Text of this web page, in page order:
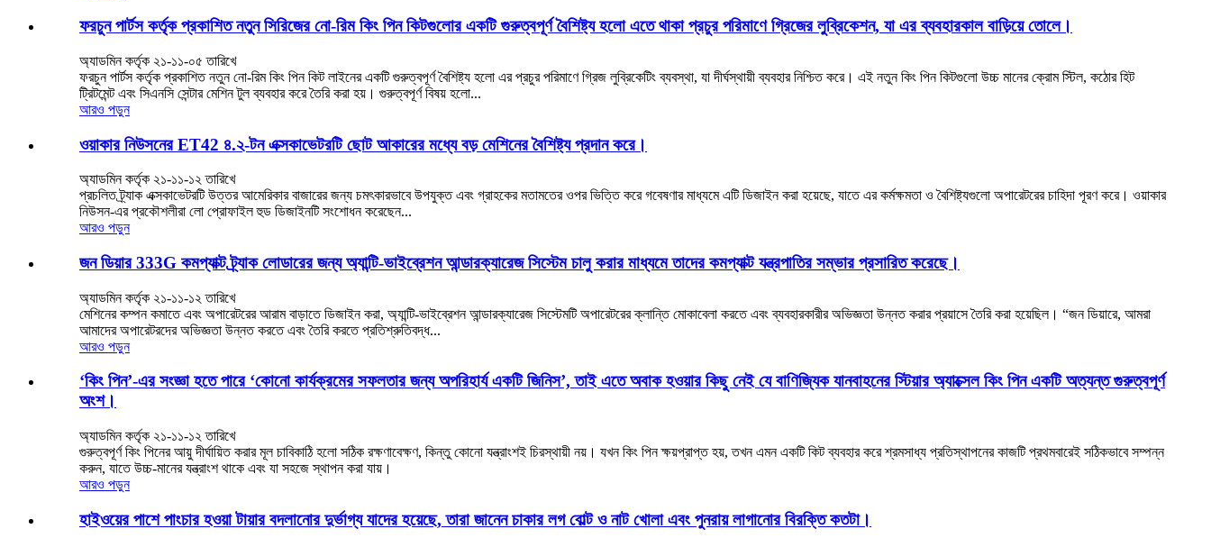
ফরচুন পার্টস কর্তৃক প্রকাশিত নতুন সিরিজের নো-রিম কিং পিন কিটগুলোর একটি গুরুত্বপূর্ণ বৈশিষ্ট্য হলো এতে থাকা প্রচুর পরিমাণে গ্রিজের লুব্রিকেশন, যা এর ব্যবহারকাল বাড়িয়ে তোলে।
অ্যাডমিন কর্তৃক ২১-১১-০৫ তারিখে
ফরচুন পার্টস কর্তৃক প্রকাশিত নতুন নো-রিম কিং পিন কিট লাইনের একটি গুরুত্বপূর্ণ বৈশিষ্ট্য হলো এর প্রচুর পরিমাণে গ্রিজ লুব্রিকেটিং ব্যবস্থা, যা দীর্ঘস্থায়ী ব্যবহার নিশ্চিত করে। এই নতুন কিং পিন কিটগুলো উচ্চ মানের ক্রোম স্টিল, কঠোর হিট
ট্রিটমেন্ট এবং সিএনসি সেন্টার মেশিন টুল ব্যবহার করে তৈরি করা হয়। গুরুত্বপূর্ণ বিষয় হলো...
আরও পড়ুন
ওয়াকার নিউসনের ET42 ৪.২-টন এক্সকাভেটরটি ছোট আকারের মধ্যে বড় মেশিনের বৈশিষ্ট্য প্রদান করে।
অ্যাডমিন কর্তৃক ২১-১১-১২ তারিখে
প্রচলিত ট্র্যাক এক্সকাভেটরটি উত্তর আমেরিকার বাজারের জন্য চমৎকারভাবে উপযুক্ত এবং গ্রাহকের মতামতের ওপর ভিত্তি করে গবেষণার মাধ্যমে এটি ডিজাইন করা হয়েছে, যাতে এর কর্মক্ষমতা ও বৈশিষ্ট্যগুলো অপারেটরের চাহিদা পূরণ করে। ওয়াকার
নিউসন-এর প্রকৌশলীরা লো প্রোফাইল হুড ডিজাইনটি সংশোধন করেছেন...
আরও পড়ুন
জন ডিয়ার 333G কমপ্যাক্ট ট্র্যাক লোডারের জন্য অ্যান্টি-ভাইব্রেশন আন্ডারক্যারেজ সিস্টেম চালু করার মাধ্যমে তাদের কমপ্যাক্ট যন্ত্রপাতির সম্ভার প্রসারিত করেছে।
অ্যাডমিন কর্তৃক ২১-১১-১২ তারিখে
মেশিনের কম্পন কমাতে এবং অপারেটরের আরাম বাড়াতে ডিজাইন করা, অ্যান্টি-ভাইব্রেশন আন্ডারক্যারেজ সিস্টেমটি অপারেটরের ক্লান্তি মোকাবেলা করতে এবং ব্যবহারকারীর অভিজ্ঞতা উন্নত করার প্রয়াসে তৈরি করা হয়েছিল। “জন ডিয়ারে, আমরা
আমাদের অপারেটরদের অভিজ্ঞতা উন্নত করতে এবং তৈরি করতে প্রতিশ্রুতিবদ্ধ...
আরও পড়ুন
‘কিং পিন’-এর সংজ্ঞা হতে পারে ‘কোনো কার্যক্রমের সফলতার জন্য অপরিহার্য একটি জিনিস’, তাই এতে অবাক হওয়ার কিছু নেই যে বাণিজ্যিক যানবাহনের স্টিয়ার অ্যাক্সেল কিং পিন একটি অত্যন্ত গুরুত্বপূর্ণ
অংশ।
অ্যাডমিন কর্তৃক ২১-১১-১২ তারিখে
গুরুত্বপূর্ণ কিং পিনের আয়ু দীর্ঘায়িত করার মূল চাবিকাঠি হলো সঠিক রক্ষণাবেক্ষণ, কিন্তু কোনো যন্ত্রাংশই চিরস্থায়ী নয়। যখন কিং পিন ক্ষয়প্রাপ্ত হয়, তখন এমন একটি কিট ব্যবহার করে শ্রমসাধ্য প্রতিস্থাপনের কাজটি প্রথমবারেই সঠিকভাবে সম্পন্ন
করুন, যাতে উচ্চ-মানের যন্ত্রাংশ থাকে এবং যা সহজে স্থাপন করা যায়।
আরও পড়ুন
হাইওয়ের পাশে পাংচার হওয়া টায়ার বদলানোর দুর্ভাগ্য যাদের হয়েছে, তারা জানেন চাকার লগ বোল্ট ও নাট খোলা এবং পুনরায় লাগানোর বিরক্তি কতটা।